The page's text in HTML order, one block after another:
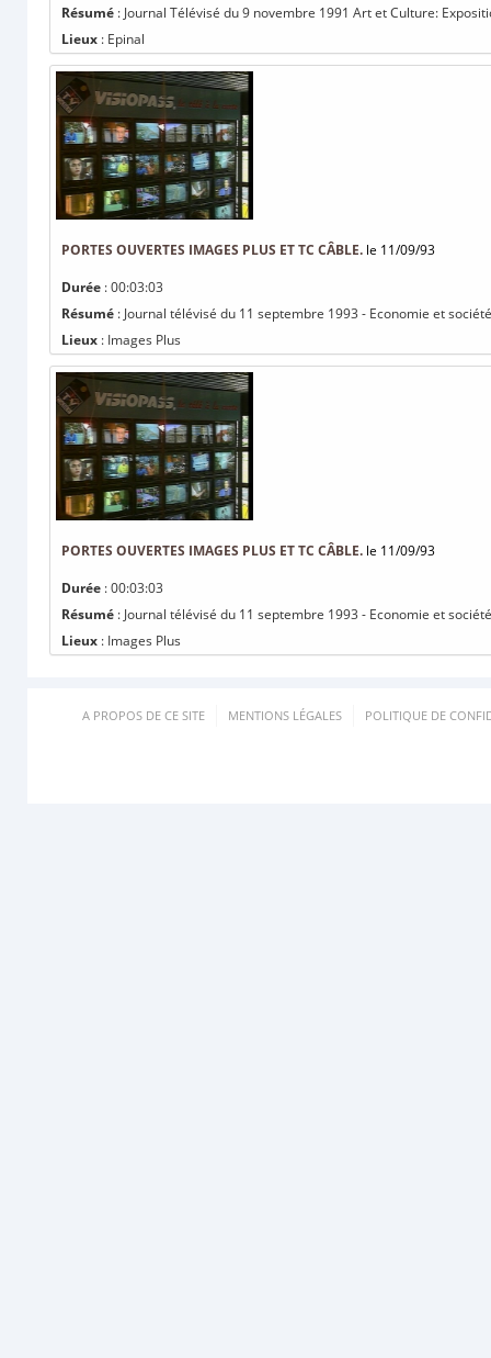
Résumé : Journal Télévisé du 9 novembre 1991 Art et Culture:
Lieux : Epinal
PORTES OUVERTES IMAGES PLUS ET TC CÂBLE. le 11/09/93
Durée : 00:03:03
Résumé : Journal télévisé du 11 septembre 1993 - Economie et
Lieux : Images Plus
PORTES OUVERTES IMAGES PLUS ET TC CÂBLE. le 11/09/93
Durée : 00:03:03
Résumé : Journal télévisé du 11 septembre 1993 - Economie et
Lieux : Images Plus
A PROPOS DE CE SITE MENTIONS LÉGALES POLITIQUE DE